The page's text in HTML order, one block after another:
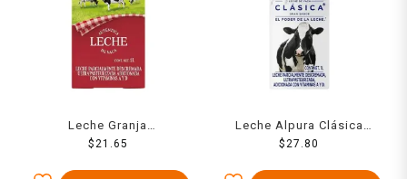
Leche Granja
semidescremada 1 l
$21.65
Leche Alpura Clásica
parcialmente descremada
$27.80